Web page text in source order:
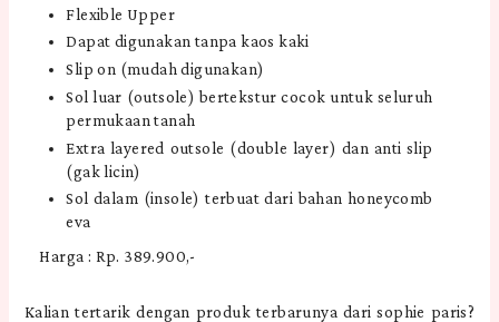
Flexible Upper
Dapat digunakan tanpa kaos kaki
Slip on (mudah digunakan)
Sol luar (outsole) bertekstur cocok untuk seluruh
permukaan tanah
Extra layered outsole (double layer) dan anti slip
(gak licin)
Sol dalam (insole) terbuat dari bahan honeycomb
eva
Harga : Rp. 389.900,-
Kalian tertarik dengan produk terbarunya dari sophie paris?